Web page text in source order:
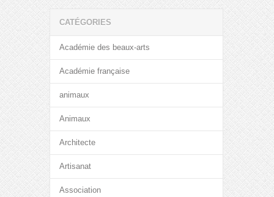
CATÉGORIES
Académie des beaux-arts
Académie française
animaux
Animaux
Architecte
Artisanat
Association